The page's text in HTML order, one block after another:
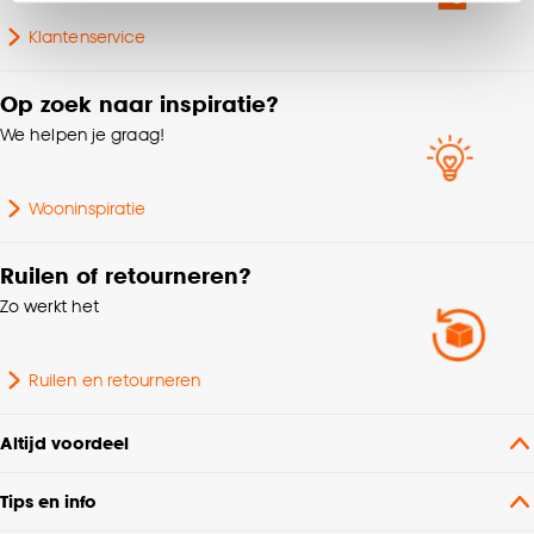
van alle cookies, of klik op ‘weigeren’ om alleen de
voor kiezen om bepaalde cookies wel of niet te
accepteren door op ‘Cookies aanpassen’ te
Goed om te weten is dat je deze keuze altijd nog
cookieverklaring.
Klantenservice
Op zoek naar inspiratie?
We helpen je graag!
Wooninspiratie
Ruilen of retourneren?
Zo werkt het
Ruilen en retourneren
Altijd voordeel
Tips en info